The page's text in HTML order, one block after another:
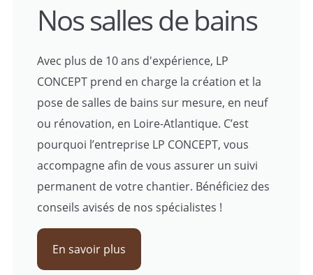
Nos salles de bains
Avec plus de 10 ans d'expérience, LP
CONCEPT prend en charge la création et la
pose de salles de bains sur mesure, en neuf
ou rénovation, en Loire-Atlantique. C’est
pourquoi l’entreprise LP CONCEPT, vous
accompagne afin de vous assurer un suivi
permanent de votre chantier. Bénéficiez des
conseils avisés de nos spécialistes !
En savoir plus